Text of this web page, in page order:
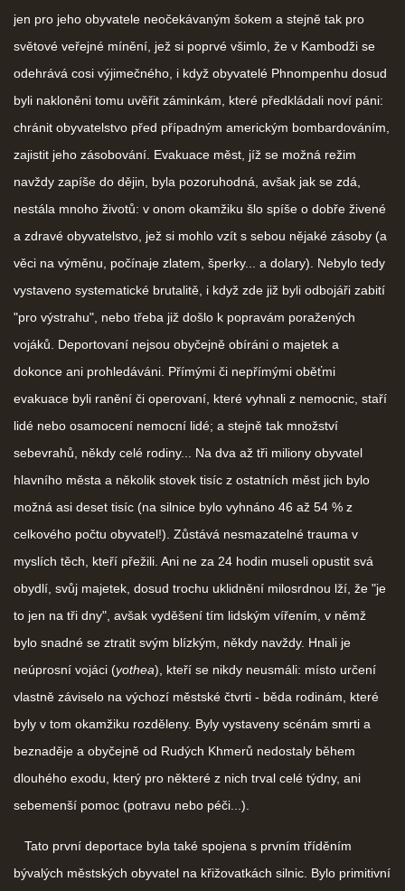
jen pro jeho obyvatele neočekávaným šokem a stejně tak pro
světové veřejné mínění, jež si poprvé všimlo, že v Kambodži se
odehrává cosi výjimečného, i když obyvatelé Phnompenhu dosud
byli nakloněni tomu uvěřit záminkám, které předkládali noví páni:
chránit obyvatelstvo před případným americkým bombardováním,
zajistit jeho zásobování. Evakuace měst, jíž se možná režim
navždy zapíše do dějin, byla pozoruhodná, avšak jak se zdá,
nestála mnoho životů: v onom okamžiku šlo spíše o dobře živené
a zdravé obyvatelstvo, jež si mohlo vzít s sebou nějaké zásoby (a
věci na výměnu, počínaje zlatem, šperky... a dolary). Nebylo tedy
vystaveno systematické brutalitě, i když zde již byli odbojáři zabití
"pro výstrahu", nebo třeba již došlo k popravám poražených
vojáků. Deportovaní nejsou obyčejně obíráni o majetek a
dokonce ani prohledáváni. Přímými či nepřímými oběťmi
evakuace byli ranění či operovaní, které vyhnali z nemocnic, staří
lidé nebo osamocení nemocní lidé; a stejně tak množství
sebevrahů, někdy celé rodiny... Na dva až tři miliony obyvatel
hlavního města a několik stovek tisíc z ostatních měst jich bylo
možná asi deset tisíc (na silnice bylo vyhnáno 46 až 54 % z
celkového počtu obyvatel!). Zůstává nesmazatelné trauma v
myslích těch, kteří přežili. Ani ne za 24 hodin museli opustit svá
obydlí, svůj majetek, dosud trochu uklidnění milosrdnou lží, že "je
to jen na tři dny", avšak vyděšení tím lidským vířením, v němž
bylo snadné se ztratit svým blízkým, někdy navždy. Hnali je
neúprosní vojáci (yothea), kteří se nikdy neusmáli: místo určení
vlastně záviselo na výchozí městské čtvrti - běda rodinám, které
byly v tom okamžiku rozděleny. Byly vystaveny scénám smrti a
beznaděje a obyčejně od Rudých Khmerů nedostaly během
dlouhého exodu, který pro některé z nich trval celé týdny, ani
sebemenší pomoc (potravu nebo péči...).
Tato první deportace byla také spojena s prvním tříděním
bývalých městských obyvatel na křižovatkách silnic. Bylo primitivní